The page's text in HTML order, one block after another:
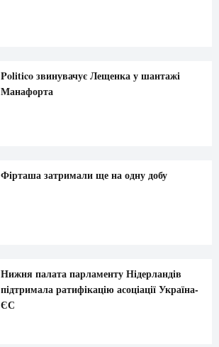
Politico звинувачує Лещенка у шантажі
Манафорта
Фірташа затримали ще на одну добу
Нижня палата парламенту Нідерландів
підтримала ратифікацію асоціації Україна-
ЄС